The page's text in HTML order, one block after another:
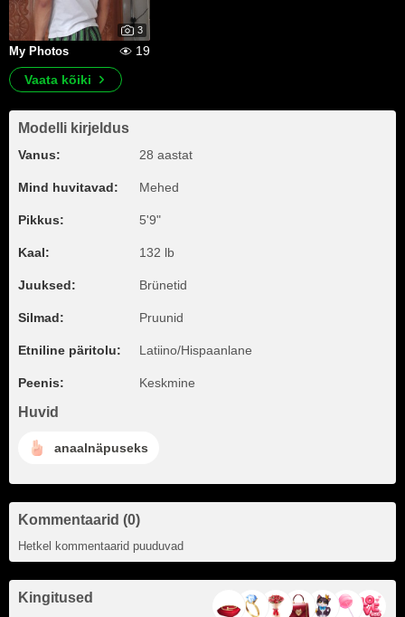
3
My Photos
19
Vaata kõiki
Modelli kirjeldus
Vanus: 28 aastat
Mind huvitavad: Mehed
Pikkus: 5'9"
Kaal: 132 lb
Juuksed: Brünetid
Silmad: Pruunid
Etniline päritolu: Latiino/Hispaanlane
Peenis: Keskmine
Huvid
anaalnäpuseks
Kommentaarid (0)
Hetkel kommentaarid puuduvad
Kingitused